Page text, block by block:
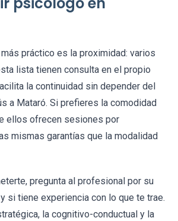
práctico es la proximidad: varios
lista tienen consulta en el propio
la continuidad sin depender del
a Mataró. Si prefieres la comodidad
ellos ofrecen sesiones por
mismas garantías que la modalidad
pregunta al profesional por su
si tiene experiencia con lo que te trae.
la cognitivo-conductual y la